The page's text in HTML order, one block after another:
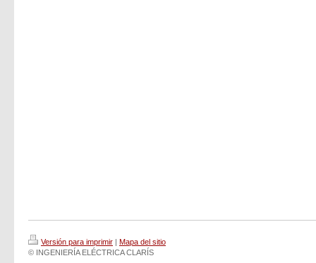
Versión para imprimir
Mapa del sitio
© INGENIERÍA ELÉCTRICA CLARÍS